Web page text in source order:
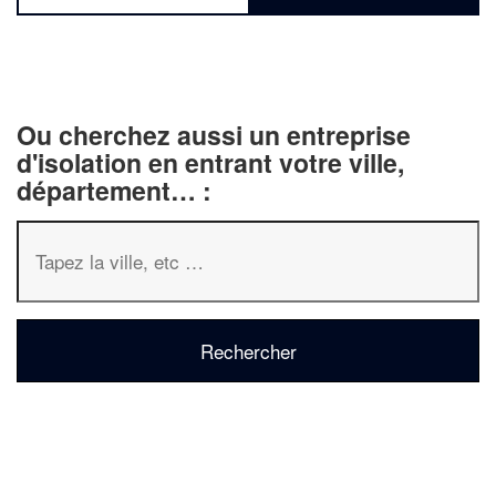
Ou cherchez aussi un entreprise
d'isolation en entrant votre ville,
département… :